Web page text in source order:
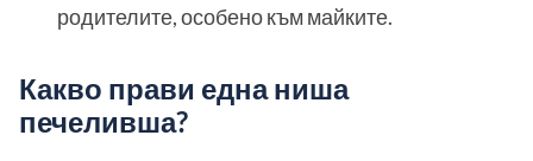
родителите, особено към майките.
Какво прави една ниша
печеливша?